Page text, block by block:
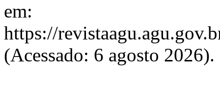
em:
https://
(Acessado: 6 agosto 2026).